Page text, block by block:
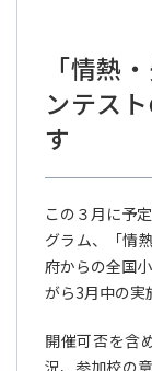
「情熱
ンテス
す
この３月に予
グラム、「情
府からの全国
がら3月中の実
開催可否を含
況、参加校の